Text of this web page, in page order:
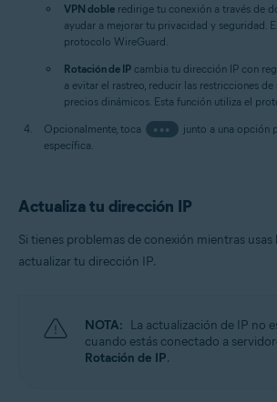
VPN doble redirige tu conexión a través de
ayudar a mejorar tu privacidad y seguridad.
protocolo WireGuard.
Rotación de IP cambia tu dirección IP con
a evitar el rastreo, reducir las restricciones
precios dinámicos. Esta función utiliza el
Opcionalmente, toca
•••
junto a una opción
específica.
Actualiza tu dirección IP
Si tienes problemas de conexión mientras usas
actualizar tu dirección IP.
NOTA: La actualización de IP no
cuando estás conectado a
Rotación de IP.